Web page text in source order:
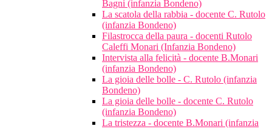
Bagni (infanzia Bondeno)
La scatola della rabbia - docente C. Rutolo
(infanzia Bondeno)
Filastrocca della paura - docenti Rutolo
Caleffi Monari (Infanzia Bondeno)
Intervista alla felicità - docente B.Monari
(infanzia Bondeno)
La gioia delle bolle - C. Rutolo (infanzia
Bondeno)
La gioia delle bolle - docente C. Rutolo
(infanzia Bondeno)
La tristezza - docente B.Monari (infanzia